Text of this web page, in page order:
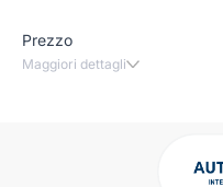
Prezzo
Maggiori dettagli